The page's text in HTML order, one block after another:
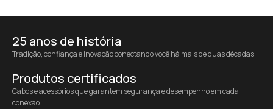
25 anos de história
Tradição, confiança e inovação conectando você há mais de duas décadas.
Produtos certificados
Cabos e acessórios que garantem segurança e desempenho em cada
conexão.